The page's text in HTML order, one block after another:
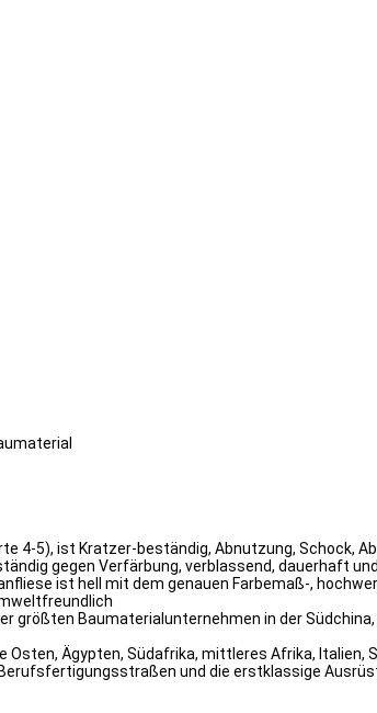
4-5), ist Kratzer-beständig, Abnutzung, Schock,
gegen Verfärbung, verblassend, dauerhaft
ist hell mit dem genauen Farbemaß-,
größten Baumaterialunternehmen in der
Ägypten, Südafrika, mittleres Afrika, Italien,
und die erstklassige